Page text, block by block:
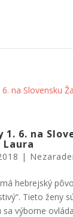
1. 6. na
Laura
|
hebrejský
Tieto ženy
výborne